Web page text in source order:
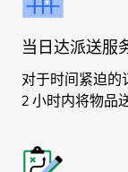
当日达派送服
对于时间紧迫的
2 小时内将物品